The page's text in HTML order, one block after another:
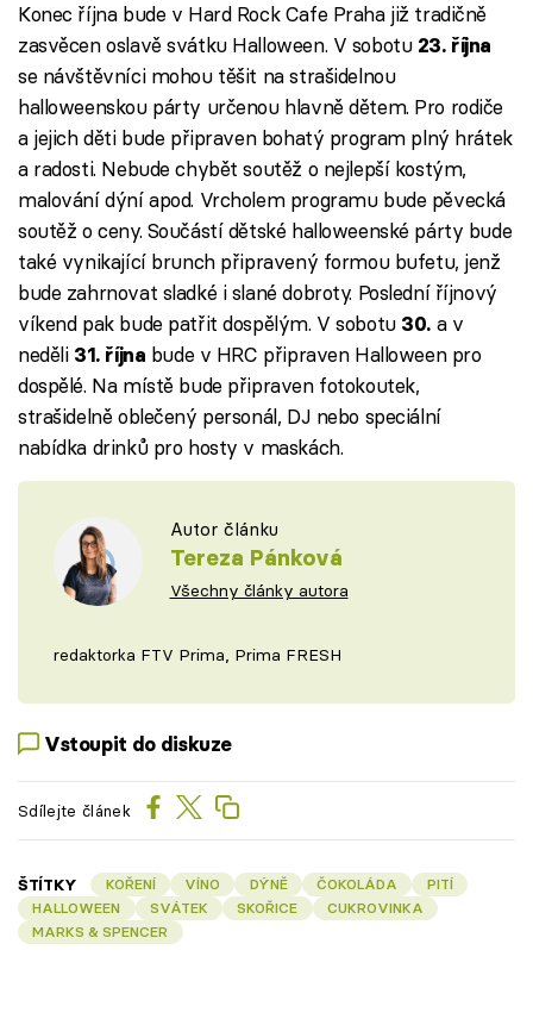
Konec října bude v Hard Rock Cafe Praha již tradičně
zasvěcen oslavě svátku Halloween. V sobotu 23. října
se návštěvníci mohou těšit na strašidelnou
halloweenskou párty určenou hlavně dětem. Pro rodiče
a jejich děti bude připraven bohatý program plný hrátek
a radosti. Nebude chybět soutěž o nejlepší kostým,
malování dýní apod. Vrcholem programu bude pěvecká
soutěž o ceny. Součástí dětské halloweenské párty bude
také vynikající brunch připravený formou bufetu, jenž
bude zahrnovat sladké i slané dobroty. Poslední říjnový
víkend pak bude patřit dospělým. V sobotu 30. a v
neděli 31. října bude v HRC připraven Halloween pro
dospělé. Na místě bude připraven fotokoutek,
strašidelně oblečený personál, DJ nebo speciální
nabídka drinků pro hosty v maskách.
Autor článku
Tereza Pánková
Všechny články autora
redaktorka FTV Prima, Prima FRESH
Vstoupit do diskuze
Sdílejte článek
ŠTÍTKY KOŘENÍ VÍNO DÝNĚ ČOKOLÁDA
PITÍ
HALLOWEEN
SVÁTEK SKOŘICE
CUKROVINKA
MARKS & SPENCER